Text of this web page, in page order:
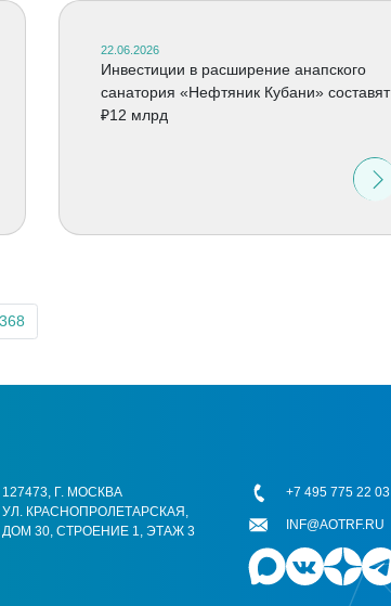
22.06.2026
Инвестиции в расширение анапского
санатория «Нефтяник Кубани» составят
₽12 млрд
368
127473, Г. МОСКВА
УЛ. КРАСНОПРОЛЕТАРСКАЯ,
ДОМ 30, СТРОЕНИЕ 1, ЭТАЖ 3
+7 495 775 22 03
INF@AOTRF.RU